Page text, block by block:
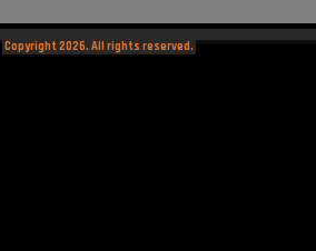
Copyright 2026. All rights reserved.